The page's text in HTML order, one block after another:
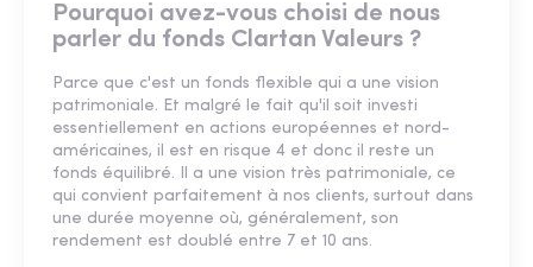
Pourquoi avez-vous choisi de nous
parler du fonds Clartan Valeurs ?
Parce que c'est un fonds flexible qui a une vision
patrimoniale. Et malgré le fait qu'il soit investi
essentiellement en actions européennes et nord-
américaines, il est en risque 4 et donc il reste un
fonds équilibré. Il a une vision très patrimoniale, ce
qui convient parfaitement à nos clients, surtout dans
une durée moyenne où, généralement, son
rendement est doublé entre 7 et 10 ans.